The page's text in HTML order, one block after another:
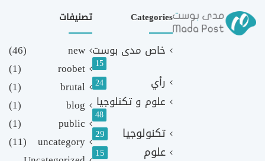
Categories
خاص مدى بوست
15
رأي 24
علوم و تكنلوجيا
48
تكنولوجيا 29
علوم 15
تصنيفات
new
(46)
roobet
(1)
brutal
(1)
blog
(1)
public
(1)
uncategory
(11)